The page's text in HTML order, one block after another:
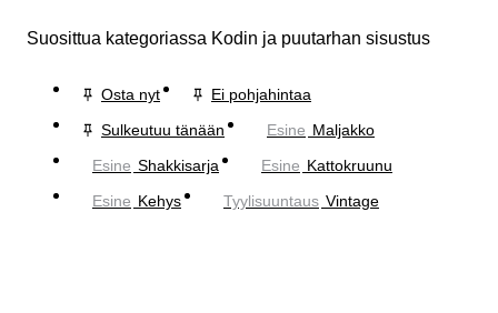
Suosittua kategoriassa Kodin ja puutarhan sisustus
Osta nyt
Ei pohjahintaa
Sulkeutuu tänään
Esine Maljakko
Esine Shakkisarja Esine Kattokruunu
Esine Kehys Tyylisuuntaus Vintage